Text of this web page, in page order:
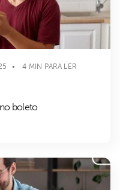
4 MIN PARA LER
boleto